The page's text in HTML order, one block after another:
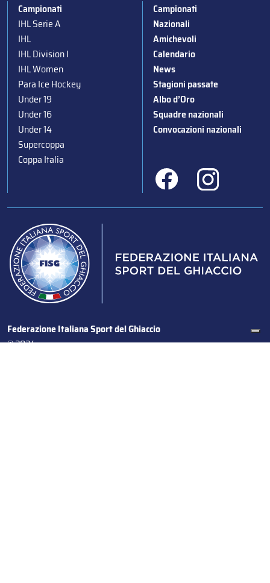
Campionati
IHL Serie A
IHL
IHL Division I
IHL Women
Para Ice Hockey
Under 19
Under 16
Under 14
Supercoppa
Coppa Italia
Campionati
Nazionali
Amichevoli
Calendario
News
Stagioni passate
Albo d’Oro
Squadre nazionali
Convocazioni nazionali
Federazione Italiana Sport del Ghiaccio
© 2024